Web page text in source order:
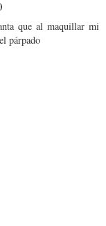
que al maquillar mi
párpado